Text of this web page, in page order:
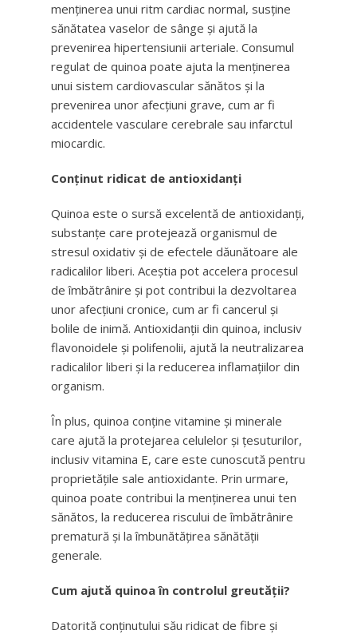
menținerea unui ritm cardiac normal, susține
sănătatea vaselor de sânge și ajută la
prevenirea hipertensiunii arteriale. Consumul
regulat de quinoa poate ajuta la menținerea
unui sistem cardiovascular sănătos și la
prevenirea unor afecțiuni grave, cum ar fi
accidentele vasculare cerebrale sau infarctul
miocardic.
Conținut ridicat de antioxidanți
Quinoa este o sursă excelentă de antioxidanți,
substanțe care protejează organismul de
stresul oxidativ și de efectele dăunătoare ale
radicalilor liberi. Aceștia pot accelera procesul
de îmbătrânire și pot contribui la dezvoltarea
unor afecțiuni cronice, cum ar fi cancerul și
bolile de inimă. Antioxidanții din quinoa, inclusiv
flavonoidele și polifenolii, ajută la neutralizarea
radicalilor liberi și la reducerea inflamațiilor din
organism.
În plus, quinoa conține vitamine și minerale
care ajută la protejarea celulelor și țesuturilor,
inclusiv vitamina E, care este cunoscută pentru
proprietățile sale antioxidante. Prin urmare,
quinoa poate contribui la menținerea unui ten
sănătos, la reducerea riscului de îmbătrânire
prematură și la îmbunătățirea sănătății
generale.
Cum ajută quinoa în controlul greutății?
Datorită conținutului său ridicat de fibre și